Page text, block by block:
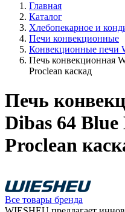
Главная
Каталог
Хлебопекарное и
Печи конвекционные
Конвекционные печи
Печь конвекционная
Proclean каскад
Печь
Dibas 64
Proclean
Все товары бренда